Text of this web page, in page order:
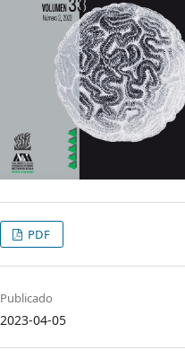
PDF
Publicado
2023-04-05